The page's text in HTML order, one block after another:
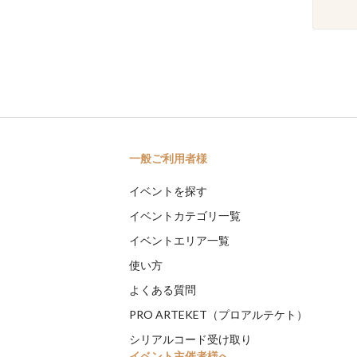
一般ご利用者様
イベントを探す
イベントカテゴリ一覧
イベントエリア一覧
使い方
よくある質問
PRO ARTEKET（プロアルテケト）
シリアルコード受け取り